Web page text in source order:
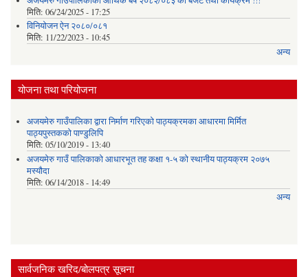
मिति: 06/24/2025 - 17:25
विनियोजन ऐन २०८०/०८१
मिति: 11/22/2023 - 10:45
अन्य
योजना तथा परियोजना
अजयमेरु गाउँपालिका द्वारा निर्माण गरिएको पाठ्यक्रमका आधारमा मिर्मित
पाठ्यपुस्तकको पाण्डुलिपि
मिति: 05/10/2019 - 13:40
अजयमेरु गाउँ पालिकाको आधारभूत तह कक्षा १-५ को स्थानीय पाठ्यक्रम २०७५
मस्यौदा
मिति: 06/14/2018 - 14:49
अन्य
सार्वजनिक खरिद/बोलपत्र सूचना